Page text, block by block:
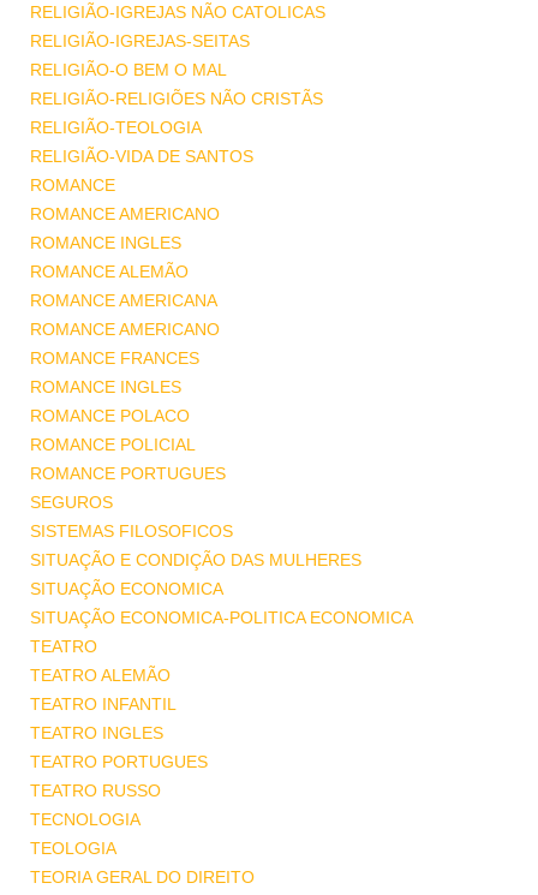
RELIGIÃO-IGREJAS NÃO CATOLICAS
RELIGIÃO-IGREJAS-SEITAS
RELIGIÃO-O BEM O MAL
RELIGIÃO-RELIGIÕES NÃO CRISTÃS
RELIGIÃO-TEOLOGIA
RELIGIÃO-VIDA DE SANTOS
ROMANCE
ROMANCE AMERICANO
ROMANCE INGLES
ROMANCE ALEMÃO
ROMANCE AMERICANA
ROMANCE AMERICANO
ROMANCE FRANCES
ROMANCE INGLES
ROMANCE POLACO
ROMANCE POLICIAL
ROMANCE PORTUGUES
SEGUROS
SISTEMAS FILOSOFICOS
SITUAÇÃO E CONDIÇÃO DAS MULHERES
SITUAÇÃO ECONOMICA
SITUAÇÃO ECONOMICA-POLITICA ECONOMICA
TEATRO
TEATRO ALEMÃO
TEATRO INFANTIL
TEATRO INGLES
TEATRO PORTUGUES
TEATRO RUSSO
TECNOLOGIA
TEOLOGIA
TEORIA GERAL DO DIREITO